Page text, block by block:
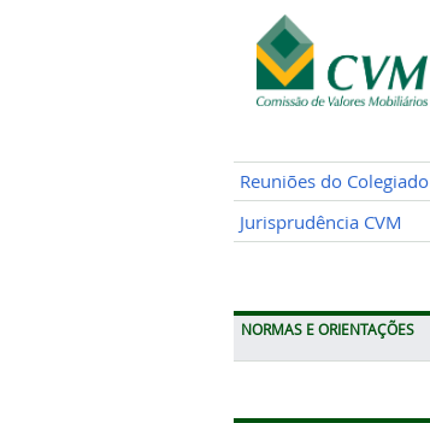
Reuniões do Colegiado
Jurisprudência CVM
NORMAS E ORIENTAÇÕES